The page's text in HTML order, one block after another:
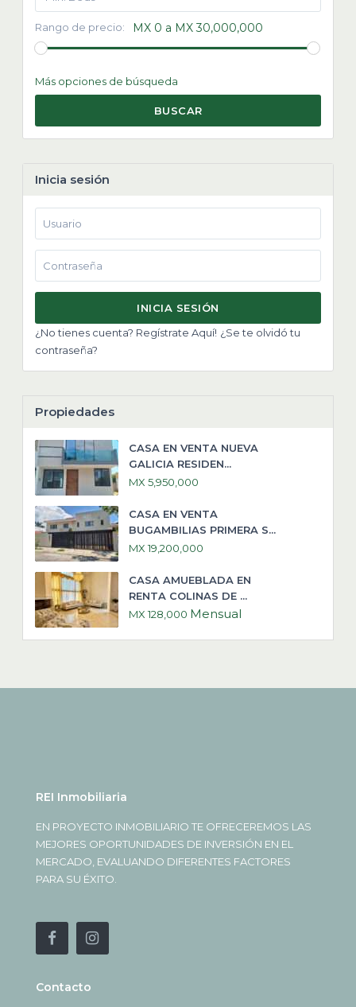
Rango de precio: MX 0 a MX 30,000,000
Más opciones de búsqueda
BUSCAR
Inicia sesión
INICIA SESIÓN
¿No tienes cuenta? Regístrate Aquí! ¿Se te olvidó tu
contraseña?
Propiedades
CASA EN VENTA NUEVA
GALICIA RESIDEN...
MX 5,950,000
CASA EN VENTA
BUGAMBILIAS PRIMERA S...
MX 19,200,000
CASA AMUEBLADA EN
RENTA COLINAS DE ...
MX 128,000 Mensual
REI Inmobiliaria
EN PROYECTO INMOBILIARIO TE OFRECEREMOS LAS
MEJORES OPORTUNIDADES DE INVERSIÓN EN EL
MERCADO, EVALUANDO DIFERENTES FACTORES
PARA SU ÉXITO.
Contacto